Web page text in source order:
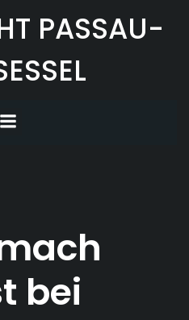
Inhalt PASSAU-
bei